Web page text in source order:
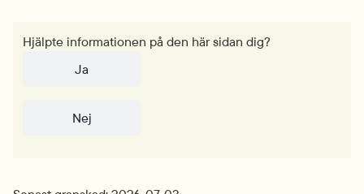
Hjälpte informationen på den här sidan dig?
Ja
Nej